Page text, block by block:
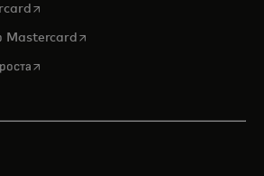
opens in a new tab
Mastercardopens in a new tab
opens in a new tab